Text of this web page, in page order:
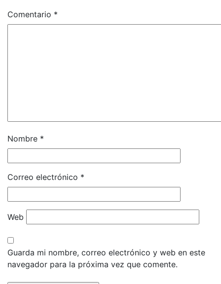
Comentario *
Nombre *
Correo electrónico *
Web
Guarda mi nombre, correo electrónico y web en este
navegador para la próxima vez que comente.